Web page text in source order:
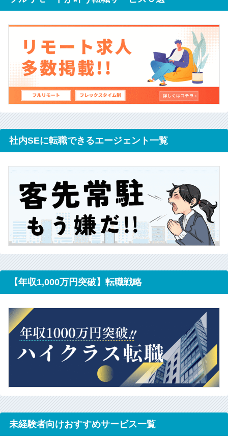
社内SEに転職できるエージェント一覧
【年収1,000万円突破】転職戦略
未経験者向けおすすめサービス一覧